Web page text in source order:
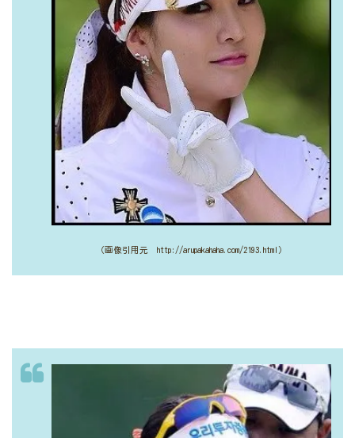
（画像引用元 http://arupakahaha.com/2193.html）